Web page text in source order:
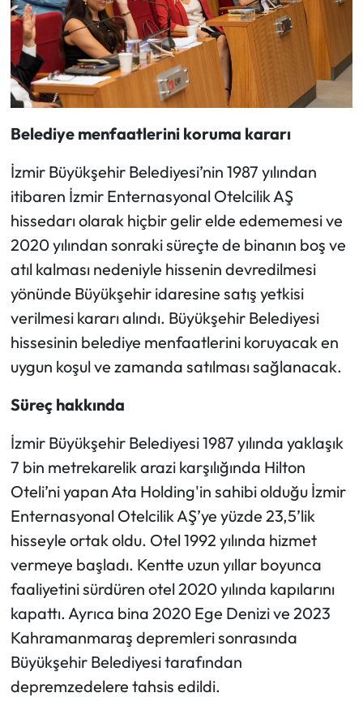
Belediye menfaatlerini koruma kararı
İzmir Büyükşehir Belediyesi’nin 1987 yılından
itibaren İzmir Enternasyonal Otelcilik AŞ
hissedarı olarak hiçbir gelir elde edememesi ve
2020 yılından sonraki süreçte de binanın boş ve
atıl kalması nedeniyle hissenin devredilmesi
yönünde Büyükşehir idaresine satış yetkisi
verilmesi kararı alındı. Büyükşehir Belediyesi
hissesinin belediye menfaatlerini koruyacak en
uygun koşul ve zamanda satılması sağlanacak.
Süreç hakkında
İzmir Büyükşehir Belediyesi 1987 yılında yaklaşık
7 bin metrekarelik arazi karşılığında Hilton
Oteli’ni yapan Ata Holding'in sahibi olduğu İzmir
Enternasyonal Otelcilik AŞ’ye yüzde 23,5’lik
hisseyle ortak oldu. Otel 1992 yılında hizmet
vermeye başladı. Kentte uzun yıllar boyunca
faaliyetini sürdüren otel 2020 yılında kapılarını
kapattı. Ayrıca bina 2020 Ege Denizi ve 2023
Kahramanmaraş depremleri sonrasında
Büyükşehir Belediyesi tarafından
depremzedelere tahsis edildi.